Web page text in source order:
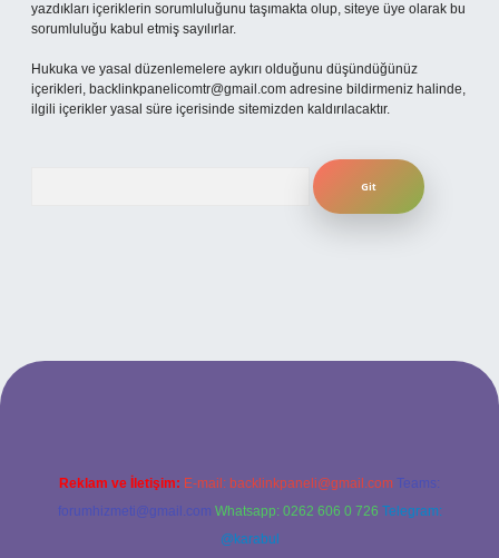
yazdıkları içeriklerin sorumluluğunu taşımakta olup, siteye üye olarak bu
sorumluluğu kabul etmiş sayılırlar.
Hukuka ve yasal düzenlemelere aykırı olduğunu düşündüğünüz
içerikleri, backlinkpanelicomtr@gmail.com adresine bildirmeniz halinde,
ilgili içerikler yasal süre içerisinde sitemizden kaldırılacaktır.
ilbet yeni giriş adresi
Reklam ve İletişim: E-mail: backlinkpaneli@gmail.com Teams:
forumhizmeti@gmail.com Whatsapp: 0262 606 0 726 Telegram:
@karabul